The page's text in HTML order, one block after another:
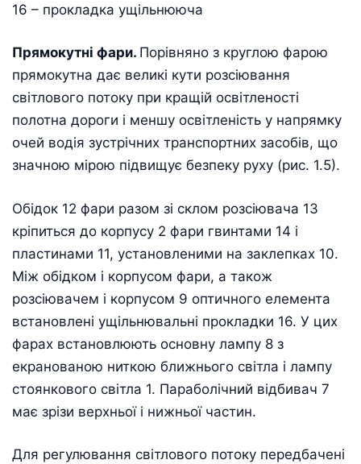
16 – прокладка ущільнююча
Прямокутні фари. Порівняно з круглою фарою
прямокутна дає великі кути розсіювання
світлового потоку при кращій освітленості
полотна дороги і меншу освітленість у напрямку
очей водія зустрічних транспортних засобів, що
значною мірою підвищує безпеку руху (рис. 1.5).
Обідок 12 фари разом зі склом розсіювача 13
кріпиться до корпусу 2 фари гвинтами 14 і
пластинами 11, установленими на заклепках 10.
Між обідком і корпусом фари, а також
розсіювачем і корпусом 9 оптичного елемента
встановлені ущільнювальні прокладки 16. У цих
фарах встановлюють основну лампу 8 з
екранованою ниткою ближнього світла і лампу
стоянкового світла 1. Параболічний відбивач 7
має зрізи верхньої і нижньої частин.
Для регулювання світлового потоку передбачені